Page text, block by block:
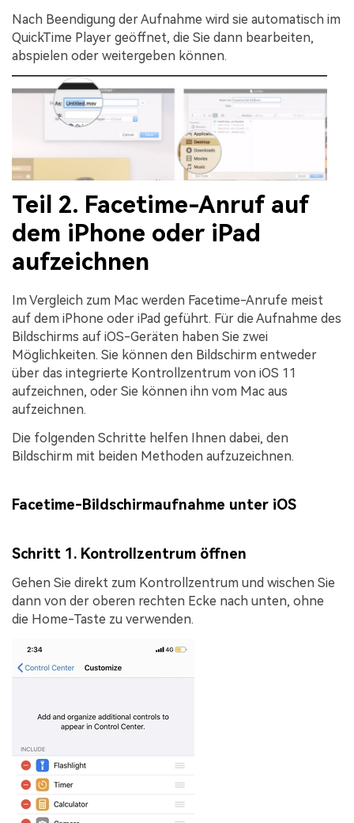
Nach Beendigung der Aufnahme wird sie automatisch im
QuickTime Player geöffnet, die Sie dann bearbeiten,
abspielen oder weitergeben können.
Teil 2. Facetime-Anruf auf
dem iPhone oder iPad
aufzeichnen
Im Vergleich zum Mac werden Facetime-Anrufe meist
auf dem iPhone oder iPad geführt. Für die Aufnahme des
Bildschirms auf iOS-Geräten haben Sie zwei
Möglichkeiten. Sie können den Bildschirm entweder
über das integrierte Kontrollzentrum von iOS 11
aufzeichnen, oder Sie können ihn vom Mac aus
aufzeichnen.
Die folgenden Schritte helfen Ihnen dabei, den
Bildschirm mit beiden Methoden aufzuzeichnen.
Facetime-Bildschirmaufnahme unter iOS
Schritt 1. Kontrollzentrum öffnen
Gehen Sie direkt zum Kontrollzentrum und wischen Sie
dann von der oberen rechten Ecke nach unten, ohne
die Home-Taste zu verwenden.